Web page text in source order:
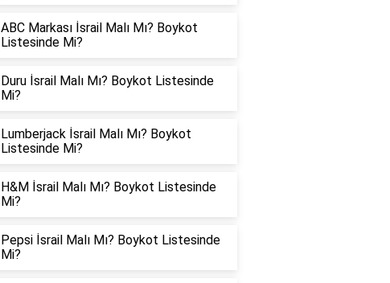
ABC Markası İsrail Malı Mı? Boykot
Listesinde Mi?
Duru İsrail Malı Mı? Boykot Listesinde
Mi?
Lumberjack İsrail Malı Mı? Boykot
Listesinde Mi?
H&M İsrail Malı Mı? Boykot Listesinde
Mi?
Pepsi İsrail Malı Mı? Boykot Listesinde
Mi?